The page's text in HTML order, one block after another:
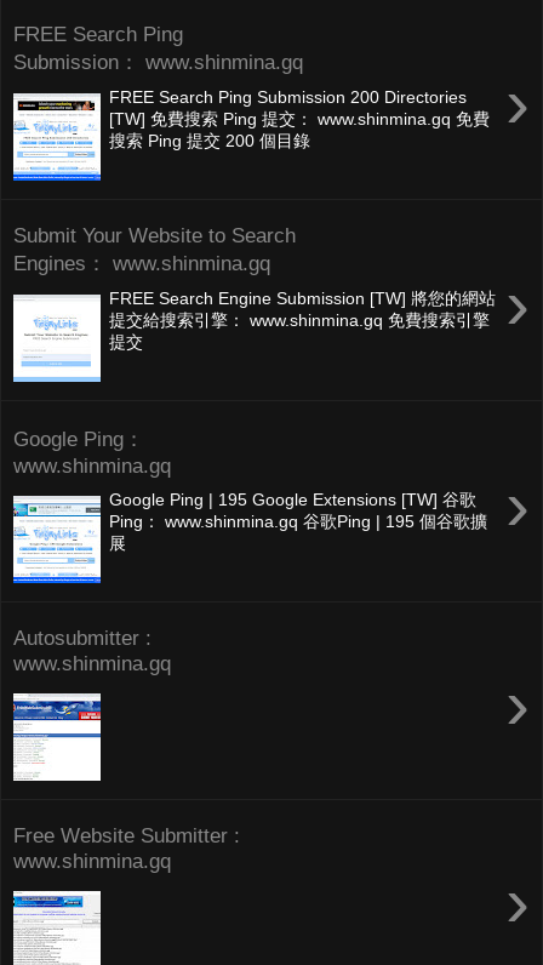
FREE Search Ping
Submission： www.shinmina.gq
›
FREE Search Ping Submission 200 Directories
[TW] 免費搜索 Ping 提交： www.shinmina.gq 免費
搜索 Ping 提交 200 個目錄
Submit Your Website to Search
Engines： www.shinmina.gq
›
FREE Search Engine Submission [TW] 將您的網站
提交給搜索引擎： www.shinmina.gq 免費搜索引擎
提交
Google Ping：
www.shinmina.gq
›
Google Ping | 195 Google Extensions [TW] 谷歌
Ping： www.shinmina.gq 谷歌Ping | 195 個谷歌擴
展
Autosubmitter :
www.shinmina.gq
›
Free Website Submitter :
www.shinmina.gq
›